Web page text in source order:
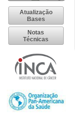
Atualização
Bases
Notas
Técnicas